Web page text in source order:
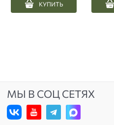
КУПИТЬ
МЫ В СОЦ СЕТЯХ